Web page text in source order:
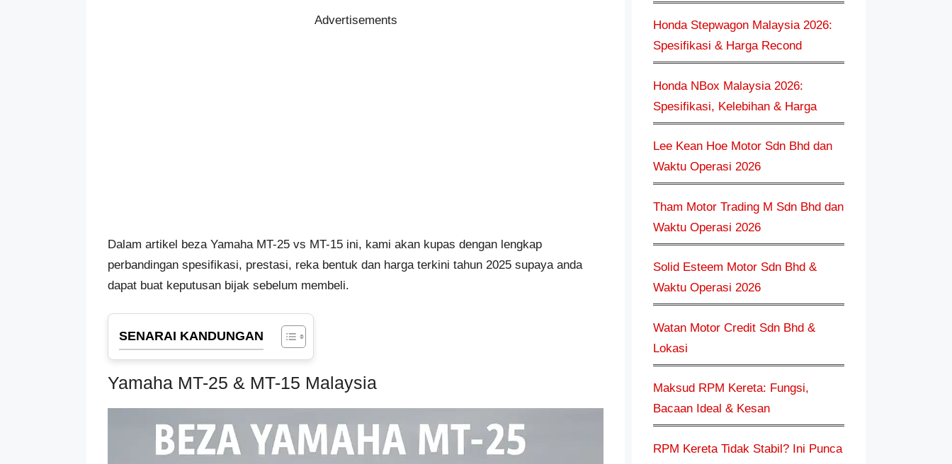
Advertisements
Dalam artikel beza Yamaha MT-25 vs MT-15 ini, kami akan kupas dengan lengkap
perbandingan spesifikasi, prestasi, reka bentuk dan harga terkini tahun 2025 supaya anda
dapat buat keputusan bijak sebelum membeli.
SENARAI KANDUNGAN
Yamaha MT-25 & MT-15 Malaysia
Honda Stepwagon Malaysia 2026:
Spesifikasi & Harga Recond
Honda NBox Malaysia 2026:
Spesifikasi, Kelebihan & Harga
Lee Kean Hoe Motor Sdn Bhd dan
Waktu Operasi 2026
Tham Motor Trading M Sdn Bhd dan
Waktu Operasi 2026
Solid Esteem Motor Sdn Bhd &
Waktu Operasi 2026
Watan Motor Credit Sdn Bhd &
Lokasi
Maksud RPM Kereta: Fungsi,
Bacaan Ideal & Kesan
RPM Kereta Tidak Stabil? Ini Punca